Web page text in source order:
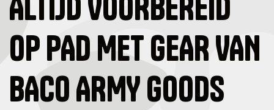
OP PAD MET GEAR VAN
BACO ARMY GOODS